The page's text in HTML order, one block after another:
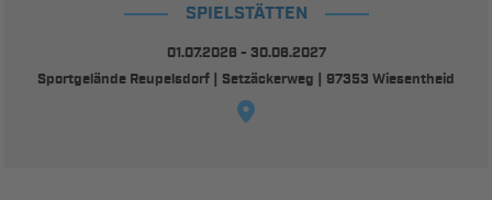
SPIELSTÄTTEN
01.07.2026 - 30.06.2027
Sportgelände Reupelsdorf | Setzäckerweg | 97353 Wiesentheid